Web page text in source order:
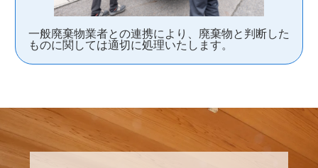
一般廃棄物業者との連携により、廃棄物と判断した
ものに関しては適切に処理いたします。